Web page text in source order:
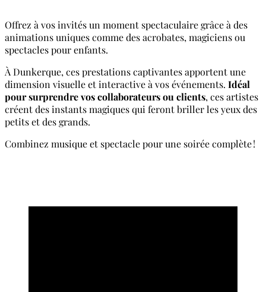
Offrez à vos invités un moment spectaculaire grâce à des
animations uniques comme des acrobates, magiciens ou
spectacles pour enfants.
À Dunkerque, ces prestations captivantes apportent une
dimension visuelle et interactive à vos événements. Idéal
pour surprendre vos collaborateurs ou clients, ces artistes
créent des instants magiques qui feront briller les yeux des
petits et des grands.
Combinez musique et spectacle pour une soirée complète !